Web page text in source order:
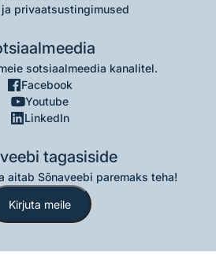
privaatsustingimused
sotsiaalmeedia kanalitel.
Facebook
Youtube
LinkedIn
tagasiside
aitab Sõnaveebi paremaks teha!
Kirjuta meile